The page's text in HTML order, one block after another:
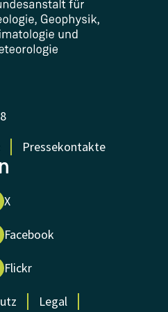
Pressekontakte
X
Facebook
Flickr
Legal